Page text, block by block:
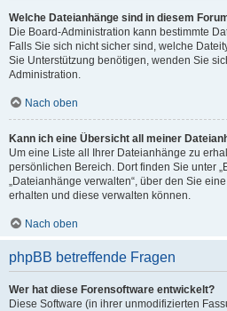
Welche Dateianhänge sind in diesem
Die Board-Administration kann bestimmte
Falls Sie sich nicht sicher sind, welche
Sie Unterstützung benötigen, wenden Sie
Administration.
Nach oben
Kann ich eine Übersicht all meiner
Um eine Liste all Ihrer Dateianhänge zu
persönlichen Bereich. Dort finden Sie unter
„Dateianhänge verwalten“, über den Sie
erhalten und diese verwalten können.
Nach oben
phpBB betreffende Fragen
Wer hat diese Forensoftware entwickelt?
Diese Software (in ihrer unmodifizierten